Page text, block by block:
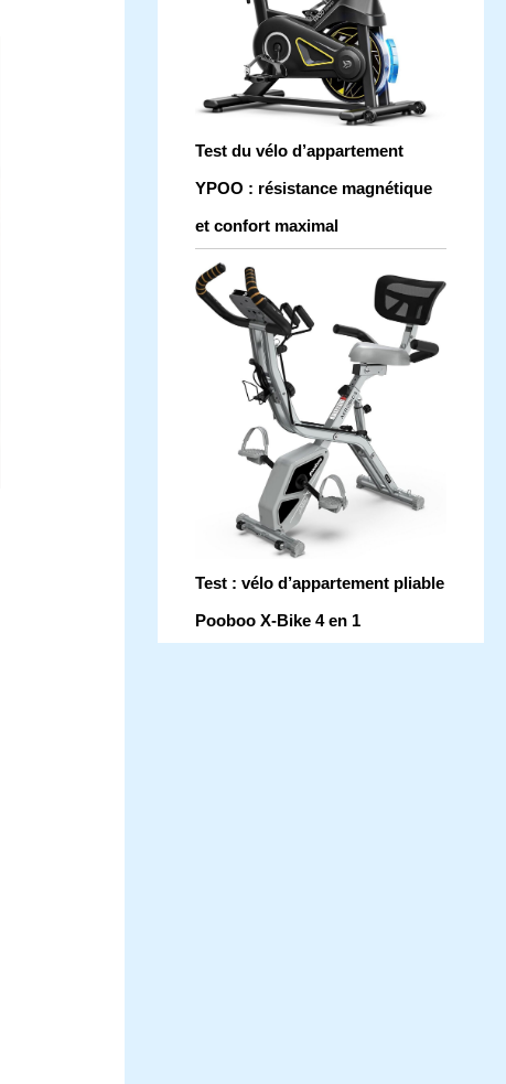
Test du vélo d’appartement
YPOO : résistance magnétique
et confort maximal
Test : vélo d’appartement pliable
Pooboo X-Bike 4 en 1